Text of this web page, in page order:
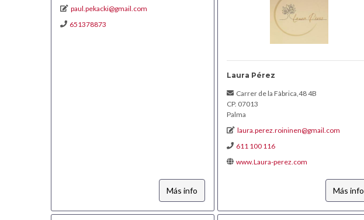
paul.pekacki@gmail.com
651378873
Más info
Laura Pérez
Carrer de la Fàbrica,48 4B
CP. 07013
Palma
laura.perez.roininen@gmail.com
611 100 116
www.Laura-perez.com
Más info